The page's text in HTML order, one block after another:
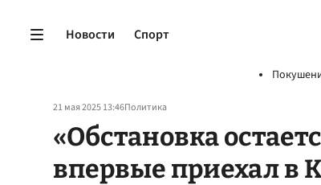
Новости Спорт
21 мая 2025 13:46Политика
«Обстановка
впервые приехал в